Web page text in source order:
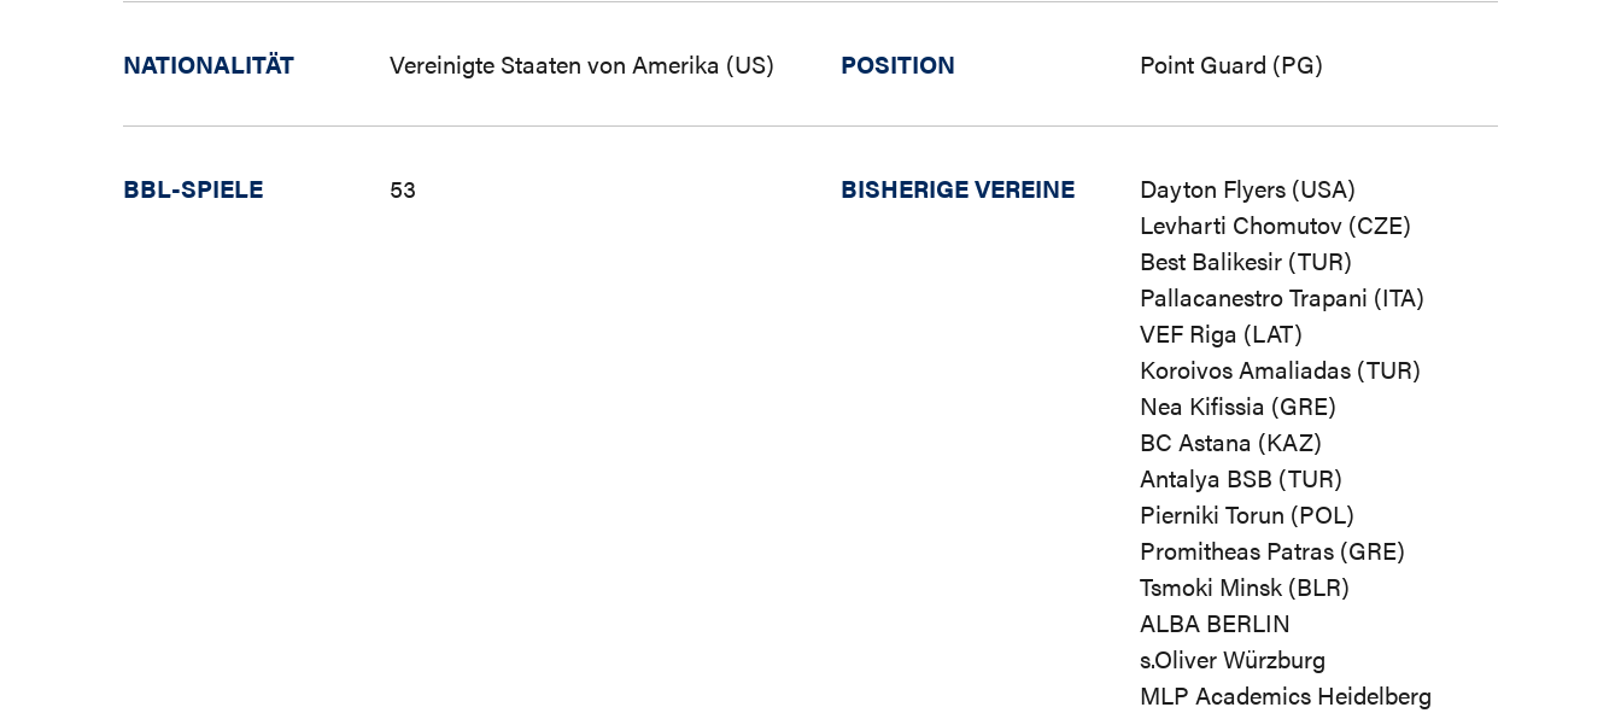
NATIONALITÄT Vereinigte Staaten von Amerika (US) POSITION Point Guard (PG)
BBL-SPIELE 53 BISHERIGE VEREINE
Dayton Flyers (USA)
Levharti Chomutov (CZE)
Best Balikesir (TUR)
Pallacanestro Trapani (ITA)
VEF Riga (LAT)
Koroivos Amaliadas (TUR)
Nea Kifissia (GRE)
BC Astana (KAZ)
Antalya BSB (TUR)
Pierniki Torun (POL)
Promitheas Patras (GRE)
Tsmoki Minsk (BLR)
ALBA BERLIN
s.Oliver Würzburg
MLP Academics Heidelberg